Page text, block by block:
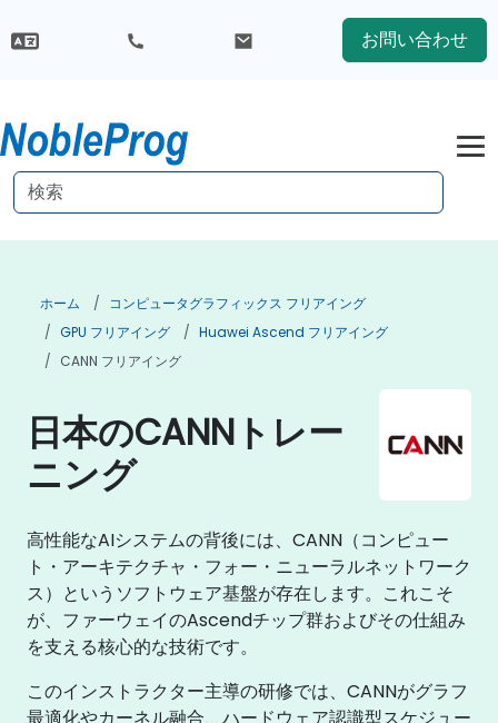
お問い合わせ
ホーム
コンピュータグラフィックス フリアイング
GPU フリアイング
Huawei Ascend フリアイング
CANN フリアイング
日本のCANNトレー
ニング
高性能なAIシステムの背後には、CANN（コンピュー
ト・アーキテクチャ・フォー・ニューラルネットワーク
ス）というソフトウェア基盤が存在します。これこそ
が、ファーウェイのAscendチップ群およびその仕組み
を支える核心的な技術です。
このインストラクター主導の研修では、CANNがグラフ